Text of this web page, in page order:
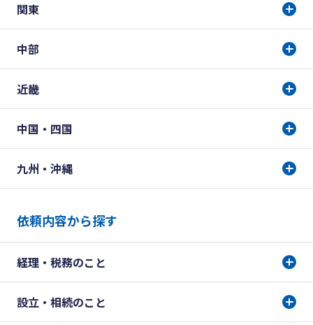
関東
中部
近畿
中国・四国
九州・沖縄
依頼内容から探す
経理・税務のこと
設立・相続のこと